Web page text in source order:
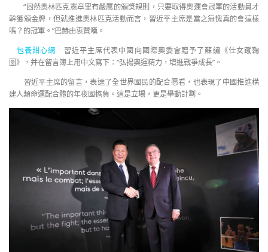
“固然奧林匹克憲章里有嚴厲的頒獎規則，只要取得奧運會冠軍的活動員才
幹獲頒金牌，但就推進奧林匹克活動而言，習近平主席是當之無愧真的會這樣
嗎？的冠軍。”巴赫由衷贊嘆。
包養甜心網 習近平主席代表中國向國際奧委會贈予了蘇繡《仕女蹴鞠
圖》，并在留言簿上用中文寫下：“弘揚奧運精力，增進戰爭成長”。
習近平主席的留言，表達了全世界國民的配合愿看，也表現了中國推進構
建人類命運配合體的年夜國擔負。這是立場，更是舉動計劃。